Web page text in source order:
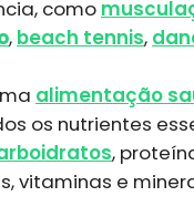
como
, beach tennis,
alimentação
os nutrientes
,
vitaminas e